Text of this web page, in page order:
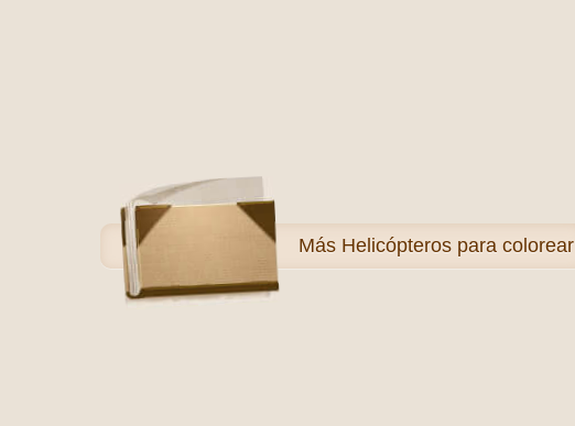
Más Helicópteros para colorear